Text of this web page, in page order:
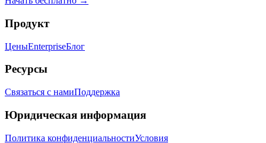
Продукт
ЦеныEnterpriseБлог
Ресурсы
Связаться с намиПоддержка
Юридическая информация
Политика конфиденциальностиУсловия